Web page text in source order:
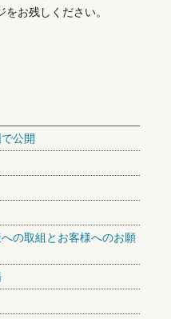
お残しください。
公開
の取組とお客様へのお願